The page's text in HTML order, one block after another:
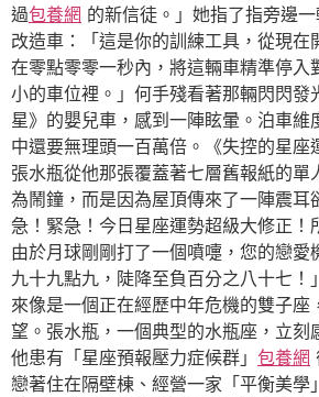
過包養網 的新信徒。」她指了指旁邊
改造車：「這是你的訓練工具，從現在
在零點零零一秒內，將這輛車精準停入
小的車位裡。」何手殘看著那輛閃閃發
星》的嬰兒車，感到一陣眩暈。泊車維
中還要無理頭一百萬倍。《失控的星座
張水瓶從他那張覆蓋著七層舊報紙的單
為鬧鐘，而是因為屋頂傳來了一陣震耳
急！緊急！今日星座運勢超級大修正！
由於月球剛剛打了一個噴嚏，您的戀愛
九十九點九，陡降至負百分之八十七！
來像是一個正在經歷中年危機的雙子座
望。張水瓶，一個典型的水瓶座，立刻
他患有「星座預報壓力症候群」 包養網
戀著住在隔壁棟、經營一家「平衡美學